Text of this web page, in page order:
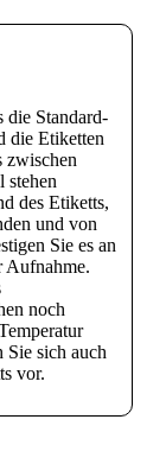
die Standard-
die Etiketten
zwischen
stehen
des Etiketts,
und von
Sie es an
Aufnahme.
noch
Sie sich auch
vor.